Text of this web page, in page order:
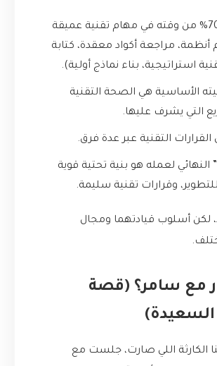
يقضي 70% من وقته في مهام تقنية عميقة
مراجعة أكواد معقدة، كتابة
استراتيجية، بناء نماذج أولية).
الأساسية هي الصحة التقنية
التي يشرف عليها.
القرارات التقنية عبر عدة فرق.
النهائي لعمله هو بنية تحتية قوية
وقرارات تقنية سليمة.
لكن أسلوب قيادتهما ومجال
مع سامر؟ (قصة
السعيدة)
الكارثة اللي صارت، جلست مع